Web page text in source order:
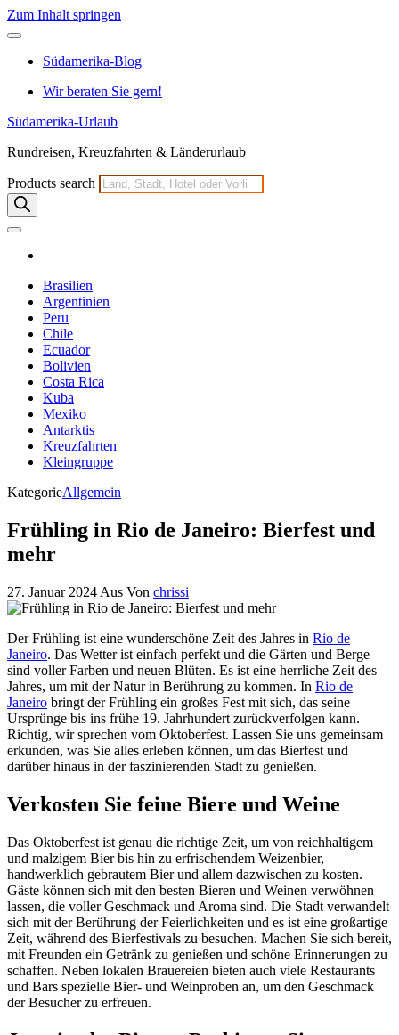
Zum Inhalt springen
Südamerika-Blog
Wir beraten Sie gern!
Südamerika-Urlaub
Rundreisen, Kreuzfahrten & Länderurlaub
Products search
Brasilien
Argentinien
Peru
Chile
Ecuador
Bolivien
Costa Rica
Kuba
Mexiko
Antarktis
Kreuzfahrten
Kleingruppe
KategorieAllgemein
Frühling in Rio de Janeiro: Bierfest und
mehr
27. Januar 2024 Aus Von chrissi
Der Frühling ist eine wunderschöne Zeit des Jahres in Rio de
Janeiro. Das Wetter ist einfach perfekt und die Gärten und Berge
sind voller Farben und neuen Blüten. Es ist eine herrliche Zeit des
Jahres, um mit der Natur in Berührung zu kommen. In Rio de
Janeiro bringt der Frühling ein großes Fest mit sich, das seine
Ursprünge bis ins frühe 19. Jahrhundert zurückverfolgen kann.
Richtig, wir sprechen vom Oktoberfest. Lassen Sie uns gemeinsam
erkunden, was Sie alles erleben können, um das Bierfest und
darüber hinaus in der faszinierenden Stadt zu genießen.
Verkosten Sie feine Biere und Weine
Das Oktoberfest ist genau die richtige Zeit, um von reichhaltigem
und malzigem Bier bis hin zu erfrischendem Weizenbier,
handwerklich gebrautem Bier und allem dazwischen zu kosten.
Gäste können sich mit den besten Bieren und Weinen verwöhnen
lassen, die voller Geschmack und Aroma sind. Die Stadt verwandelt
sich mit der Berührung der Feierlichkeiten und es ist eine großartige
Zeit, während des Bierfestivals zu besuchen. Machen Sie sich bereit,
mit Freunden ein Getränk zu genießen und schöne Erinnerungen zu
schaffen. Neben lokalen Brauereien bieten auch viele Restaurants
und Bars spezielle Bier- und Weinproben an, um den Geschmack
der Besucher zu erfreuen.